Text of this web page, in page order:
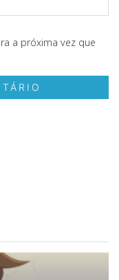
a próxima vez que